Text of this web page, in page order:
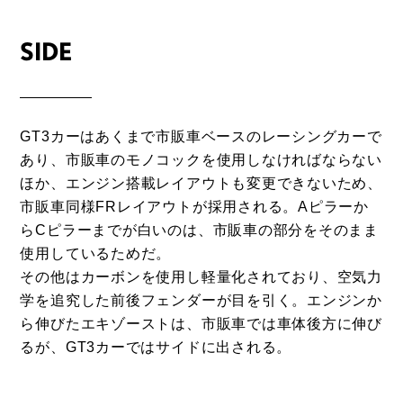
SIDE
GT3カーはあくまで市販車ベースのレーシングカーで
あり、市販車のモノコックを使用しなければならない
ほか、エンジン搭載レイアウトも変更できないため、
市販車同様FRレイアウトが採用される。Aピラーか
らCピラーまでが白いのは、市販車の部分をそのまま
使用しているためだ。
その他はカーボンを使用し軽量化されており、空気力
学を追究した前後フェンダーが目を引く。エンジンか
ら伸びたエキゾーストは、市販車では車体後方に伸び
るが、GT3カーではサイドに出される。